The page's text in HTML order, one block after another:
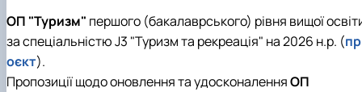
ОП "Туризм" першого (бакалаврського) рівня вищої
за спеціальністю J3 "Туризм та рекреація" на 2026 н.р. (пр
оєкт).
Пропозиції щодо оновлення та удосконаленняОП